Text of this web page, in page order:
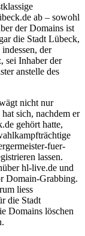
ab – sowohl
der Domains ist
die Stadt Lübeck,
der
sei Inhaber der
anstelle des
nicht nur
sich, nachdem er
gehört hatte,
fuer-
lassen.
hl-live.de und
Domain-Grabbing.
liess
die Stadt
Domains löschen